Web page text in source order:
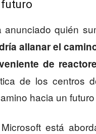
futuro
quién
allanar el
de
de los centros
hacia un
está